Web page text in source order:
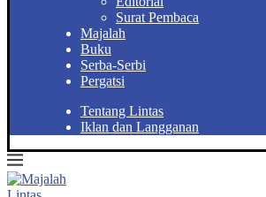
Surat Pembaca
Majalah
Buku
Serba-Serbi
Pergatsi
Tentang Lintas
Iklan dan Langganan